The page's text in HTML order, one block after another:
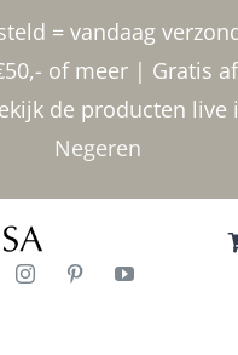
= vandaag
of meer | Gratis
de producten live
Negeren